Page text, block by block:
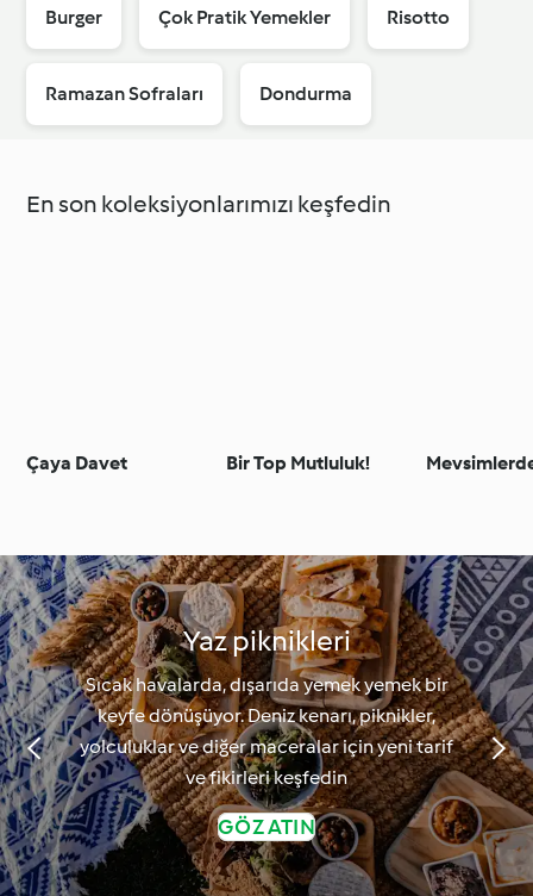
Burger Çok Pratik Yemekler Risotto
Ramazan Sofraları Dondurma
En son koleksiyonlarımızı keşfedin
Çaya Davet Bir Top Mutluluk!
Yaz piknikleri
Sıcak havalarda, dışarıda yemek yemek bir
keyfe dönüşüyor. Deniz kenarı, piknikler,
yolculuklar ve diğer maceralar için yeni tarif
ve fikirleri keşfedin
GÖZ ATIN